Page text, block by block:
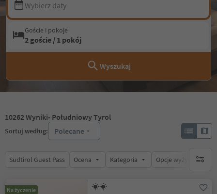
Wybierz daty
Goście i pokoje
2 goście / 1 pokój
Wyszukaj
10262Wyniki- Południowy Tyrol
Sortuj według: Polecane
Südtirol Guest Pass Ocena Kategoria Opcje wyżywieniabrak
Na życzenie